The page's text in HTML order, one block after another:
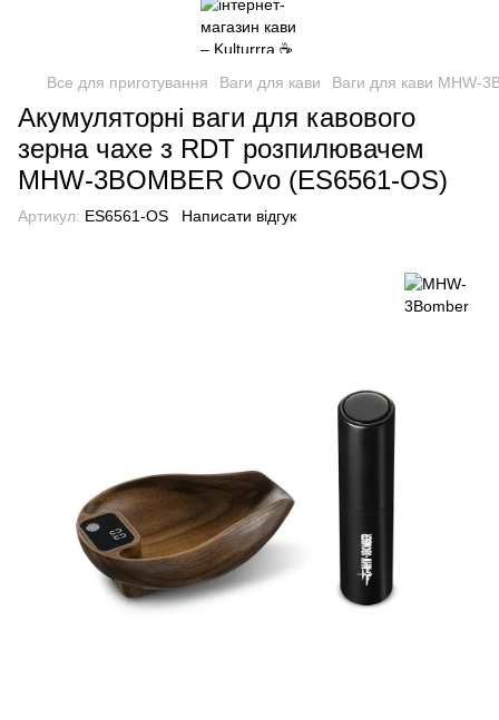
Все для приготування Ваги для кави Ваги для кави MHW-
Акумуляторні ваги для кавового
зерна чахе з RDT розпилювачем
MHW-3BOMBER Ovo (ES6561-OS)
Артикул: ES6561-OS Написати відгук